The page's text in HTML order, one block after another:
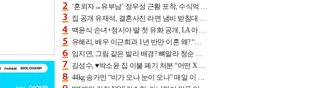
‘혼외자→유부남’ 정우성 근황 포착, 수식억 해킹 피해 후배 만났다 “존경하는”
집 공개 유재석, 결혼사진 라면 냄비 받침대 되고 분노‥가족사진도 피해(놀뭐)[어제TV]
백윤식 손녀+정시아 딸 첫 유화 공개, LA 아트쇼→서울국제조각페스타 작가다운 수준급 실력
유혜리, 배우 이근희과 1년 반만 이혼 왜? “식칼 꽂고 의자 던져” 충격 폭로(특종)[어제TV]
임지연, 그림 같은 발리 배경? 뼈말라 청순 비키니 핏에 상대 안 되네
김성수, ♥박소윤 집 이불 폐기 처분 “어떤 X이랑 썼을지 몰라” 질투(신랑수업2)[어제TV]
44kg 송가인 “비가 오나 눈이 오나” 매일 이 운동, 허벅지 근육량 상승+체지방 감소